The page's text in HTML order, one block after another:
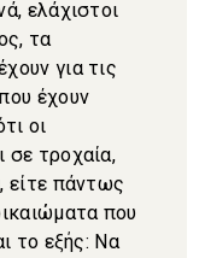
ελάχιστοι
τα
για τις
έχουν
οι
σε τροχαία,
είτε πάντως
που
το εξής: Να